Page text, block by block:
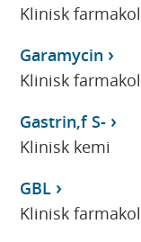
Klinisk
Garamycin
Klinisk
Gastrin,f S-
Klinisk kemi
GBL
Klinisk